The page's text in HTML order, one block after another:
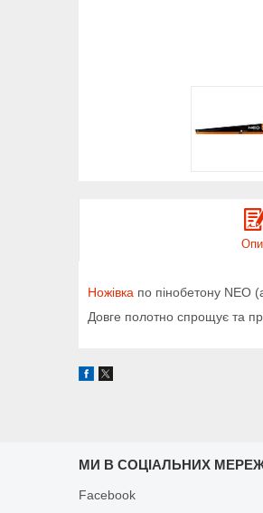
Ножівка по пінобетону NEO
Довге полотно спрощує та
МИ В СОЦІАЛЬНИХ
Facebook